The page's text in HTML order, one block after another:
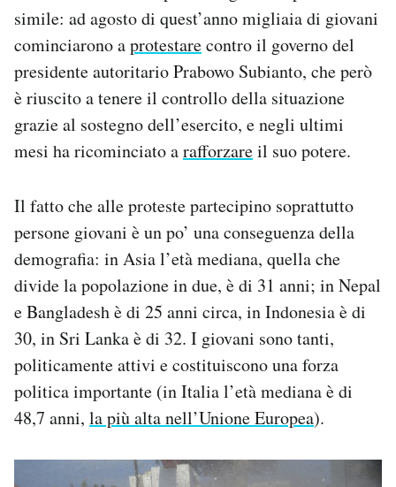
simile: ad agosto di quest’anno migliaia di giovani
cominciarono aprotestarecontro il governo del
presidente autoritario Prabowo Subianto, che però
è riuscito a tenere il controllo della situazione
grazie al sostegno dell’esercito, e negli ultimi
mesi ha ricominciato arafforzareil suo potere.
Il fatto che alle proteste partecipino soprattutto
persone giovani è un po’ una conseguenza della
demografia: in Asia l’età mediana, quella che
divide la popolazione in due, è di 31 anni; in Nepal
e Bangladesh è di 25 anni circa, in Indonesia è di
30, in Sri Lanka è di 32. I giovani sono tanti,
politicamente attivi e costituiscono una forza
politica importante (in Italia l’età mediana è di
48,7 anni, la più alta nell’Unione Europea).